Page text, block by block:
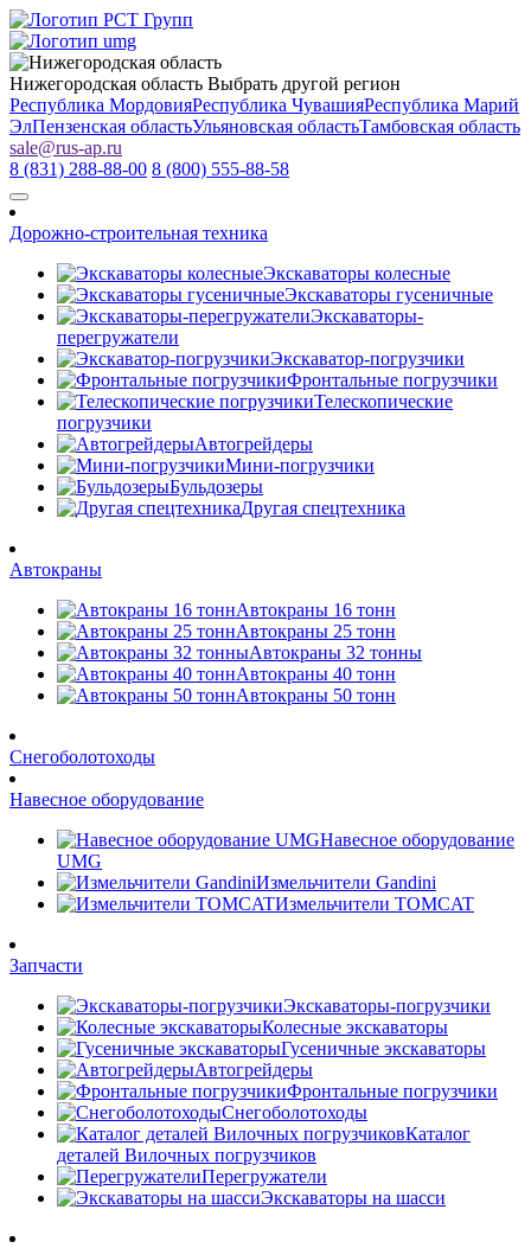
Нижегородская область Выбрать другой регион
Республика МордовияРеспублика ЧувашияРеспублика Марий
ЭлПензенская областьУльяновская областьТамбовская область
sale@rus-ap.ru
8 (831) 288-88-00 8 (800) 555-88-58
Дорожно-строительная техника
Экскаваторы колесные
Экскаваторы гусеничные
Экскаваторы-
перегружатели
Экскаватор-погрузчики
Фронтальные погрузчики
Телескопические
погрузчики
Автогрейдеры
Мини-погрузчики
Бульдозеры
Другая спецтехника
Автокраны
Автокраны 16 тонн
Автокраны 25 тонн
Автокраны 32 тонны
Автокраны 40 тонн
Автокраны 50 тонн
Снегоболотоходы
Навесное оборудование
Навесное оборудование
UMG
Измельчители Gandini
Измельчители TOMCAT
Запчасти
Экскаваторы-погрузчики
Колесные экскаваторы
Гусеничные экскаваторы
Автогрейдеры
Фронтальные погрузчики
Снегоболотоходы
Каталог
деталей Вилочных погрузчиков
Перегружатели
Экскаваторы на шасси